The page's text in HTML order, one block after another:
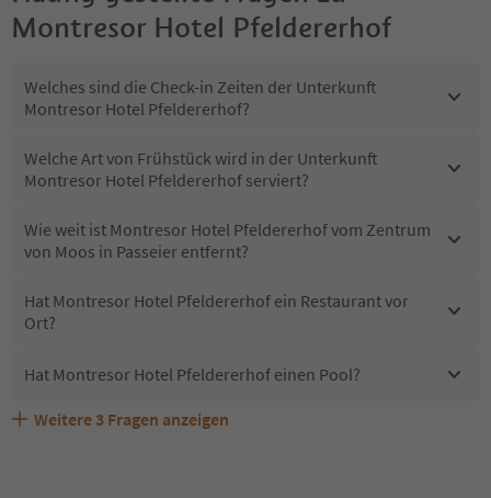
Montresor Hotel Pfeldererhof
Welches sind die Check-in Zeiten der Unterkunft
Montresor Hotel Pfeldererhof?
Welche Art von Frühstück wird in der Unterkunft
Montresor Hotel Pfeldererhof serviert?
Wie weit ist Montresor Hotel Pfeldererhof vom Zentrum
von Moos in Passeier entfernt?
Hat Montresor Hotel Pfeldererhof ein Restaurant vor
Ort?
Hat Montresor Hotel Pfeldererhof einen Pool?
Sind Haustiere in der Unterkunft Montresor Hotel
Welche Services bietet Montresor Hotel Pfeldererhof?
Erhalten die Gäste von Montresor Hotel Pfeldererhof
Weitere 3 Fragen anzeigen